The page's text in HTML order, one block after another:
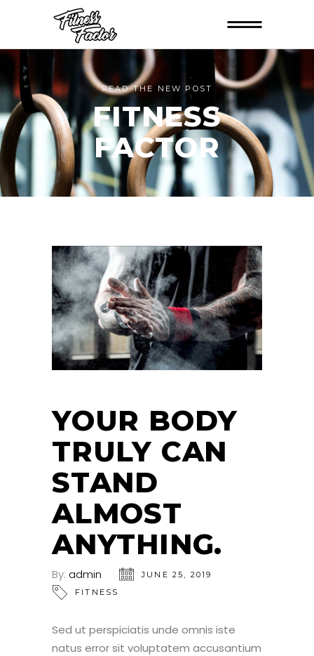
READ THE NEW POST
FITNESS
FACTOR
YOUR BODY
TRULY CAN
STAND
ALMOST
ANYTHING.
By: admin
JUNE 25, 2019
FITNESS
Sed ut perspiciatis unde omnis iste
natus error sit voluptatem accusantium